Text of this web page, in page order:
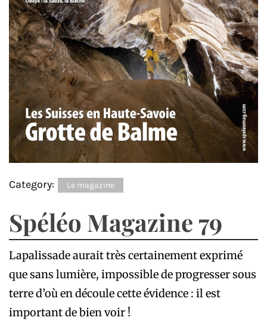
Category: Le magazine
Spéléo Magazine 79
Lapalissade aurait très certainement exprimé
que sans lumière, impossible de progresser sous
terre d’où en découle cette évidence : il est
important de bien voir !